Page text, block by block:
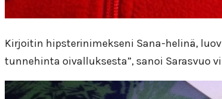
Kirjoitin hipsterinimekseni Sana-helinä,
tunnehinta oivalluksesta”, sanoi Sarasvuo